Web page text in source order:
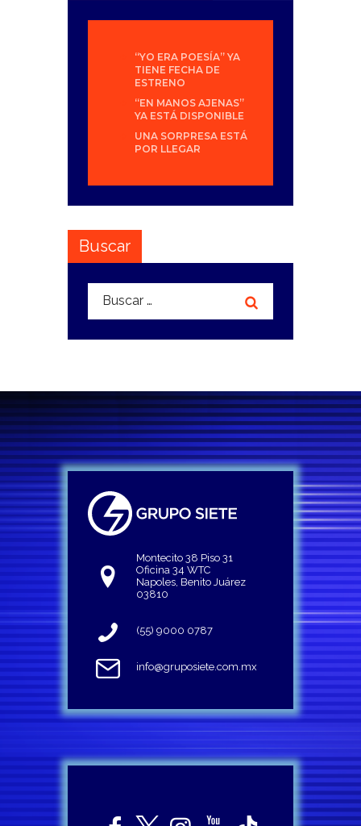
“YO ERA POESÍA” YA
TIENE FECHA DE
ESTRENO
“EN MANOS AJENAS”
YA ESTÁ DISPONIBLE
UNA SORPRESA ESTÁ
POR LLEGAR
Buscar
Buscar:
Montecito 38 Piso 31
Oficina 34 WTC
Napoles, Benito Juárez
03810
(55) 9000 0787
info@gruposiete.com.mx